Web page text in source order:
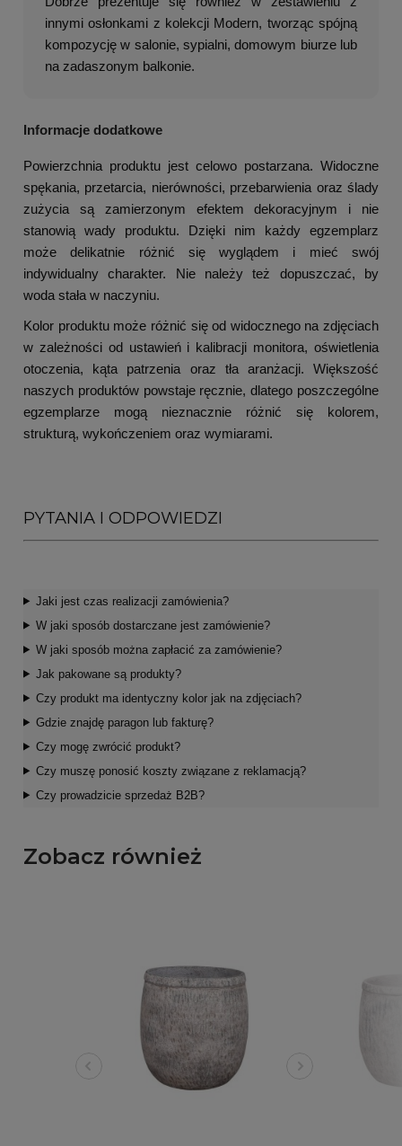
innymi osłonkami z kolekcji Modern, tworząc spójną
kompozycję w salonie, sypialni, domowym biurze lub
na zadaszonym balkonie.
Informacje dodatkowe
Powierzchnia produktu jest celowo postarzana. Widoczne
spękania, przetarcia, nierówności, przebarwienia oraz ślady
zużycia są zamierzonym efektem dekoracyjnym i nie
stanowią wady produktu. Dzięki nim każdy egzemplarz
może delikatnie różnić się wyglądem i mieć swój
indywidualny charakter. Nie należy też dopuszczać, by
woda stała w naczyniu.
Kolor produktu może różnić się od widocznego na zdjęciach
w zależności od ustawień i kalibracji monitora, oświetlenia
otoczenia, kąta patrzenia oraz tła aranżacji. Większość
naszych produktów powstaje ręcznie, dlatego poszczególne
egzemplarze mogą nieznacznie różnić się kolorem,
strukturą, wykończeniem oraz wymiarami.
PYTANIA I ODPOWIEDZI
Jaki jest czas realizacji zamówienia?
W jaki sposób dostarczane jest zamówienie?
W jaki sposób można zapłacić za zamówienie?
Jak pakowane są produkty?
Czy produkt ma identyczny kolor jak na zdjęciach?
Gdzie znajdę paragon lub fakturę?
Czy mogę zwrócić produkt?
Czy muszę ponosić koszty związane z reklamacją?
Czy prowadzicie sprzedaż B2B?
Zobacz również